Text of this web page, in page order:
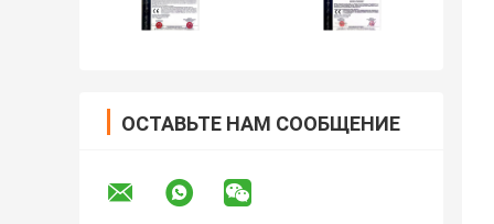
ОСТАВЬТЕ НАМ СООБЩЕНИЕ